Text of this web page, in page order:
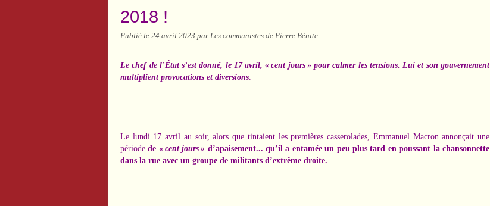
2018 !
Publié le 24 avril 2023 par Les communistes de Pierre Bénite
Le chef de l’État s’est donné, le 17 avril, « cent jours » pour calmer les tensions. Lui et son gouvernement
multiplient provocations et diversions.
Le lundi 17 avril au soir, alors que tintaient les premières casserolades, Emmanuel Macron annonçait une
périodede « cent jours » d’apaisement... qu’il a entamée un peu plus tard en poussant la chansonnette
dans la rue avec un groupe de militants d’extrême droite.